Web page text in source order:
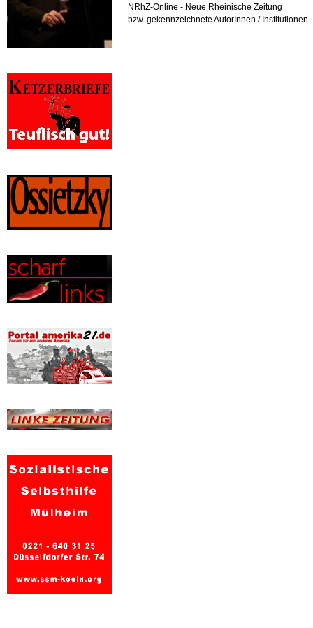
NRhZ-Online - Neue Rheinische Zeitung
bzw. gekennzeichnete AutorInnen / Institutionen